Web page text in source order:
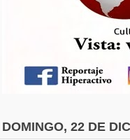
DOMINGO, 22 DE